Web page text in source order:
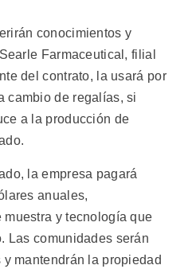
conocimientos y
Farmaceutical, filial
del contrato, la usará por
cambio de regalías, si
a la producción de
la empresa pagará
anuales,
y tecnología que
Las comunidades serán
mantendrán la propiedad